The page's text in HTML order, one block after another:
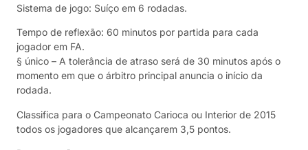
Sistema de jogo: Suíço em 6 rodadas.
Tempo de reflexão: 60 minutos por partida para cada
jogador em FA.
§ único – A tolerância de atraso será de 30 minutos após o
momento em que o árbitro principal anuncia o início da
rodada.
Classifica para o Campeonato Carioca ou Interior de 2015
todos os jogadores que alcançarem 3,5 pontos.